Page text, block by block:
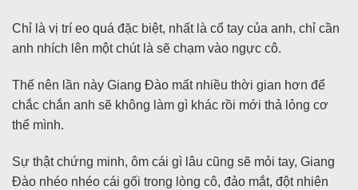
Chỉ là vị trí eo quá đặc biệt, nhất là cổ tay của anh, chỉ cần
anh nhích lên một chút là sẽ chạm vào ngực cô.
Thế nên lần này Giang Đào mất nhiều thời gian hơn để
chắc chắn anh sẽ không làm gì khác rồi mới thả lỏng cơ
thể mình.
Sự thật chứng minh, ôm cái gì lâu cũng sẽ mỏi tay, Giang
Đào nhéo nhéo cái gối trong lòng cô, đảo mắt, đột nhiên